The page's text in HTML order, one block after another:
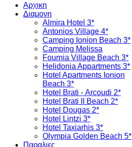
Αρχικη
Διαμονη
Almira Hotel 3*
Antonios Village 4*
Camping Ionion Beach 3*
Camping Melissa
Fournia Village Beach 3*
Helidonia Appartments 3*
Hotel Apartments Ionion
Beach 3*
Hotel Brati - Αrcoudi 2*
Hotel Brati II Beach 2*
Hotel Dougas 2*
Hotel Lintzi 3*
Hotel Taxiarhis 3*
Olympia Golden Beach 5*
Παραλιες